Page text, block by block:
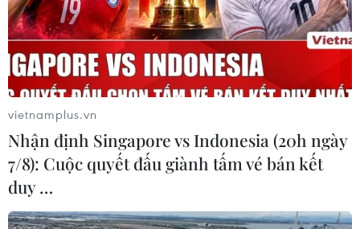
Ukraine-Nga mà sẽ được bố trí cách xa đường ranh
giới ngừng bắn, thậm chí ngoài lãnh thổ Ukraine.
vietnamplus.vn
Nhận định Singapore vs Indonesia (20h ngày
7/8): Cuộc quyết đấu giành tấm vé bán kết
duy …